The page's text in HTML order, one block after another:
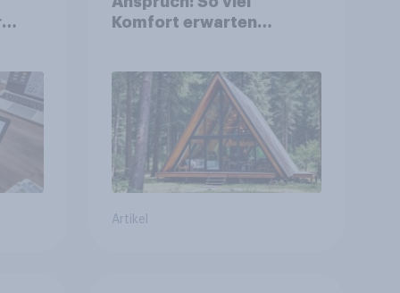
Komfort erwarten
Artikel